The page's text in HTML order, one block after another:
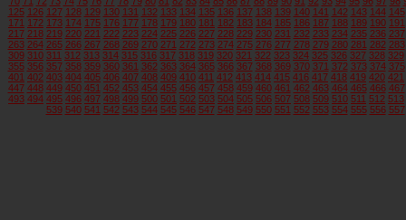
125 126 127 128 129 130 131 132 133 134 135 136 137 138 139 140 141 142 143 144 145
171 172 173 174 175 176 177 178 179 180 181 182 183 184 185 186 187 188 189 190 191
217 218 219 220 221 222 223 224 225 226 227 228 229 230 231 232 233 234 235 236 237
263 264 265 266 267 268 269 270 271 272 273 274 275 276 277 278 279 280 281 282 283
309 310 311 312 313 314 315 316 317 318 319 320 321 322 323 324 325 326 327 328 329
355 356 357 358 359 360 361 362 363 364 365 366 367 368 369 370 371 372 373 374 375
401 402 403 404 405 406 407 408 409 410 411 412 413 414 415 416 417 418 419 420 421
447 448 449 450 451 452 453 454 455 456 457 458 459 460 461 462 463 464 465 466 467
493 494 495 496 497 498 499 500 501 502 503 504 505 506 507 508 509 510 511 512 513
539 540 541 542 543 544 545 546 547 548 549 550 551 552 553 554 555 556 557